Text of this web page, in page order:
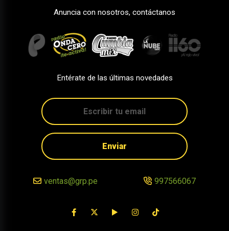
Anuncia con nosotros, contáctanos
Entérate de las últimas novedades
Enviar
ventas@grp.pe 997566067